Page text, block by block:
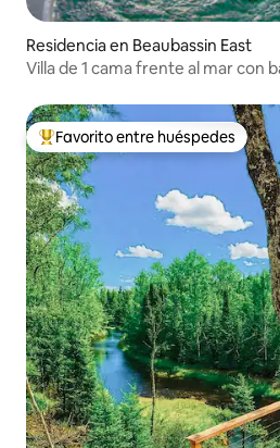
Residencia en Beaubassin East
Villa de 1 cama frente al mar con
De los mejores en Favorito entre
Favorito entre huéspedes